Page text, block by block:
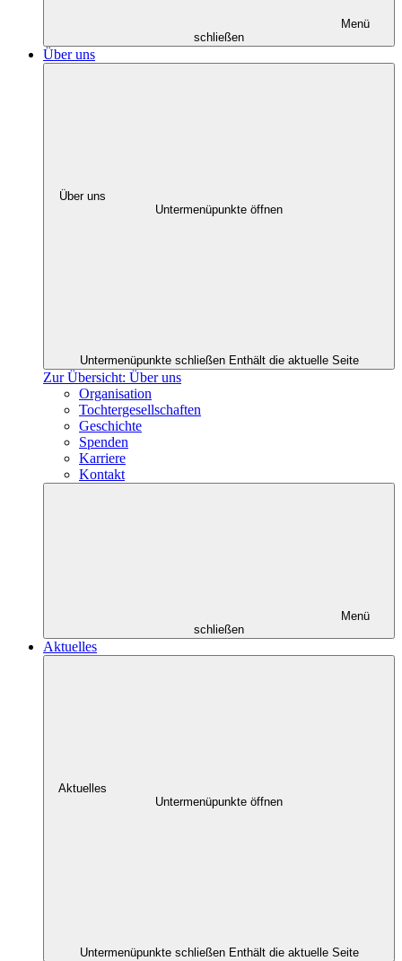
Menü
schließen
Über uns
Über uns
Untermenüpunkte öffnen
Untermenüpunkte schließen Enthält die aktuelle Seite
Zur Übersicht: Über uns
Organisation
Tochtergesellschaften
Geschichte
Spenden
Karriere
Kontakt
Menü
schließen
Aktuelles
Aktuelles
Untermenüpunkte öffnen
Untermenüpunkte schließen Enthält die aktuelle Seite